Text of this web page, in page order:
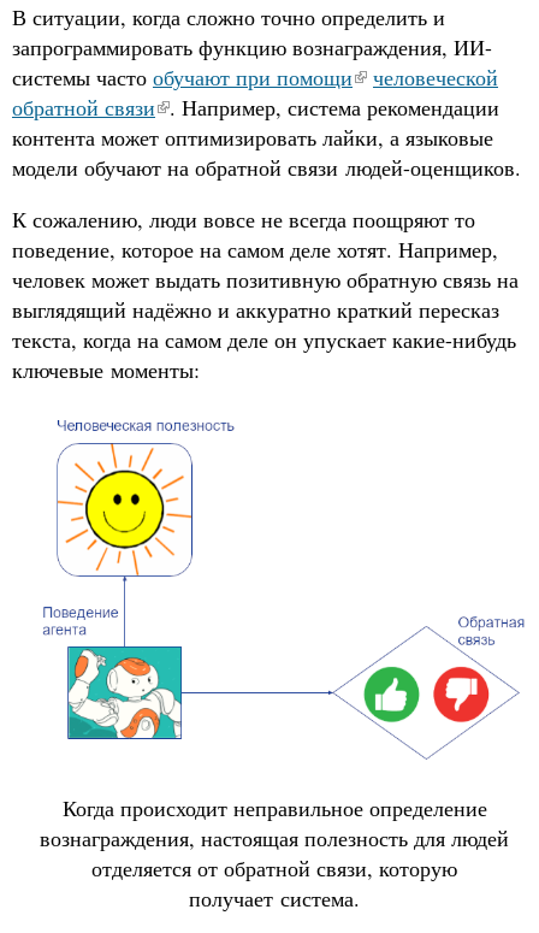
В ситуации, когда сложно точно определить и
запрограммировать функцию вознаграждения, ИИ-
системы часто обучают при помощи
человеческой
обратной связи . Например, система рекомендации
контента может оптимизировать лайки, а языковые
модели обучают на обратной связи людей-оценщиков.
К сожалению, люди вовсе не всегда поощряют то
поведение, которое на самом деле хотят. Например,
человек может выдать позитивную обратную связь на
выглядящий надёжно и аккуратно краткий пересказ
текста, когда на самом деле он упускает какие-нибудь
ключевые моменты:
Когда происходит неправильное определение
вознаграждения, настоящая полезность для людей
отделяется от обратной связи, которую
получает система.